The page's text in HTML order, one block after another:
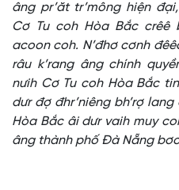
âng pr’ăt tr’mông hiện
Cơ Tu coh Hòa Bắc crêê
acoon coh. N’đhơ cơnh
râu k’rang âng chính
nưih Cơ Tu coh Hòa Bắc
dưr đợ đhr’niêng bh’rợ
Hòa Bắc âi dưr vaih muy
âng thành phố Đà Nẵng